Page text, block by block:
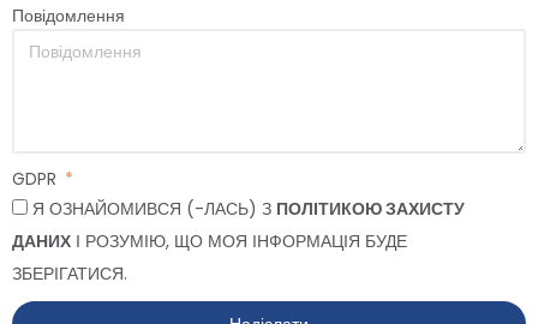
Повідомлення
GDPR
Я ОЗНАЙОМИВСЯ (-ЛАСЬ) З ПОЛІТИКОЮ ЗАХИСТУ
ДАНИХ І РОЗУМІЮ, ЩО МОЯ ІНФОРМАЦІЯ БУДЕ
ЗБЕРІГАТИСЯ.